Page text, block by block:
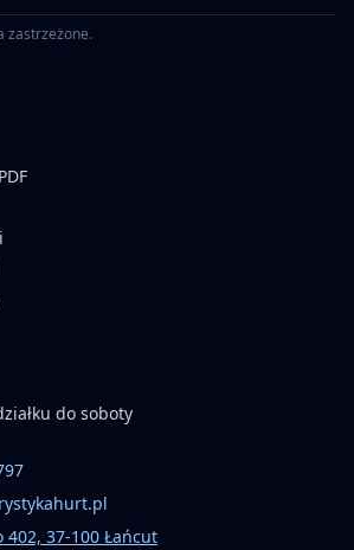
zastrzeżone.
do soboty
402, 37-100 Łańcut